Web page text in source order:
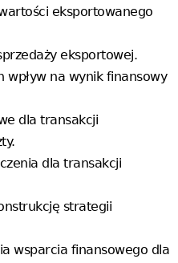
eksportowanego
eksportowej.
wpływ na wynik finansowy
dla transakcji
dla transakcji
strategii
wsparcia finansowego dla